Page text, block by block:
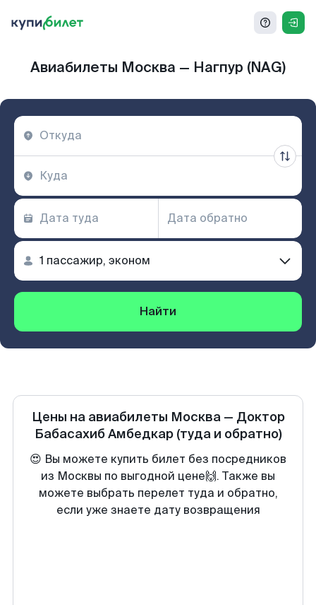
Авиабилеты Москва — Нагпур (NAG)
Найти
Цены на авиабилеты Москва— Доктор
Бабасахиб Амбедкар (туда и обратно)
😍 Вы можете купить билет без посредников
из Москвы по выгодной цене🙌. Также вы
можете выбрать перелет туда и обратно,
если уже знаете дату возвращения